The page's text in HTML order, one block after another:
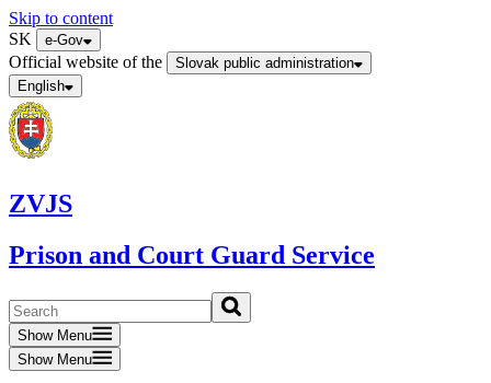
Skip to content
SK
e-Gov
Official website of the
Slovak public administration
English
ZVJS
Prison and Court Guard Service
Show Menu
Show Menu